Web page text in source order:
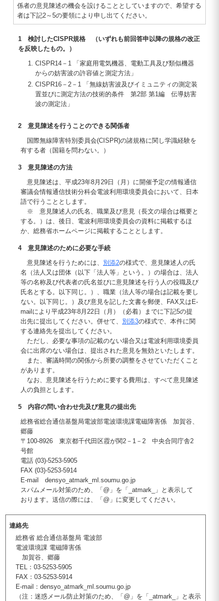
係者の意見陳述の機会を設けることとしていますので、希望する
者は下記2～5の要領により申し出てください。
1 検討したCISPR規格 （いずれも前回答申以降の規格の改正
を反映したもの。）
CISPR14－1 「家庭用電気機器、電動工具及び類似機器
からの妨害波の許容値と測定方法」
CISPR16－2－1 「無線妨害波及びイミュニティの測定装
置並びに測定方法の技術的条件 第2部 第1編 伝導妨害
波の測定法」
2 意見陳述を行うことのできる関係者
国際無線障害特別委員会(CISPR)の諸規格に関し学識経験を
有する者（国籍を問わない。）
3 意見陳述の方法
意見陳述は、平成23年8月29日（月）に開催予定の情報通信
審議会情報通信技術分科会電波利用環境委員会において、日本
語で行うこととします。
※ 意見陳述人の氏名、職業及び意見（長文の場合は概要と
する。）は、後日、電波利用環境委員会の資料に掲載するほ
か、総務省ホームページに掲載することとします。
4 意見陳述のために必要な手続
意見陳述を行うためには、 別添2の様式で、意見陳述人の氏
名（法人又は団体（以下「法人等」という。）の場合は、法人
等の名称及び代表者の氏名並びに意見陳述を行う人の役職及び
氏名とする。以下同じ。）、職業（法人等の場合は記載を要し
ない。以下同じ。）及び意見を記した文書を郵便、FAX又はE-
mailにより平成23年8月22日（月）（必着）までに下記5の提
出先に提出してください。併せて、 別添3の様式で、本件に関
する連絡先を提出してください。
ただし、必要な事項の記載のない場合又は電波利用環境委員
会に出席のない場合は、提出された意見を無効といたします。
また、審議時間の関係から所要の調整をさせていただくこと
があります。
なお、意見陳述を行うために要する費用は、すべて意見陳述
人の負担とします。
5 内容の問い合わせ先及び意見の提出先
総務省総合通信基盤局電波部電波環境課電磁障害係 加賀谷、
郷藤
〒100-8926 東京都千代田区霞が関2－1－2 中央合同庁舎2
号館
電話 (03)-5253-5905
FAX (03)-5253-5914
E-mail densyo_atmark_ml.soumu.go.jp
スパムメール対策のため、「@」を「_atmark_」と表示して
おります。送信の際には、「@」に変更してください。
連絡先
総務省 総合通信基盤局 電波部
電波環境課 電磁障害係
加賀谷、郷藤
TEL：03-5253-5905
FAX：03-5253-5914
E-mail：densyo_atmark_ml.soumu.go.jp
（注：迷惑メール防止対策のため、「@」を「_atmark_」と表示